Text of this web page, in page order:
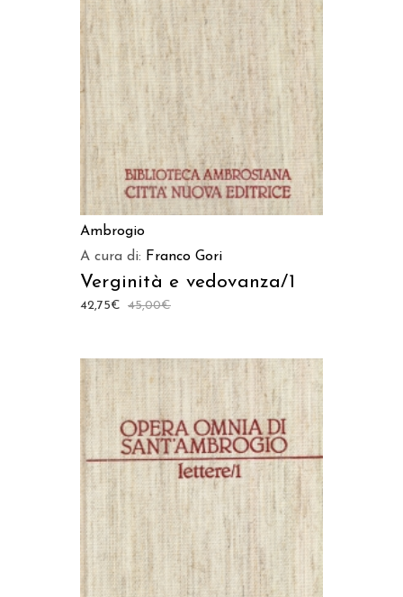
AGGIUNGI AL CARRELLO
Ambrogio
A cura di: Franco Gori
Verginità e vedovanza/1
45,00€
42,75€
AGGIUNGI AL CARRELLO